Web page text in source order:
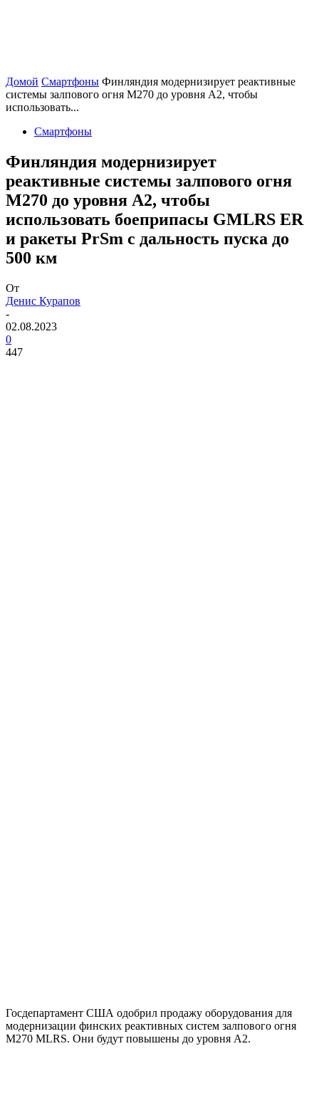
Домой Смартфоны Финляндия модернизирует реактивные
системы залпового огня M270 до уровня A2, чтобы
использовать...
Смартфоны
Финляндия модернизирует
реактивные системы залпового огня
M270 до уровня A2, чтобы
использовать боеприпасы GMLRS ER
и ракеты PrSm с дальность пуска до
500 км
От
Денис Курапов
-
02.08.2023
0
447
Госдепартамент США одобрил продажу оборудования для
модернизации финских реактивных систем залпового огня
M270 MLRS. Они будут повышены до уровня A2.